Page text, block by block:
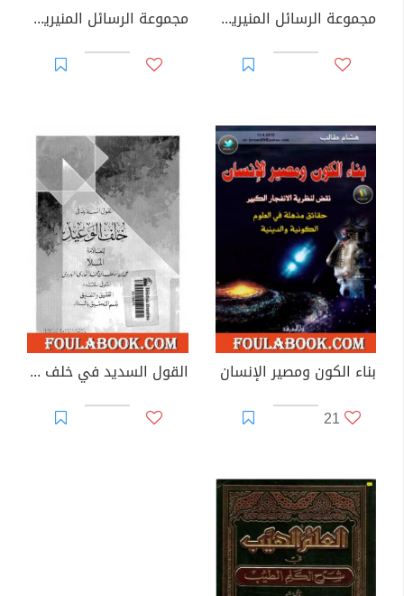
مجموعة الرسائل المنيرية - المجلد الثالث مجموعة الرسائل المنيرية - المجلد الرابع
بناء الكون ومصير الإنسان
21
القول السديد في خلف الوعيد